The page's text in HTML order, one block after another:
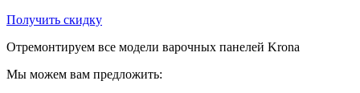
Получить скидку
Отремонтируем все модели варочных панелей Krona
Мы можем вам предложить: